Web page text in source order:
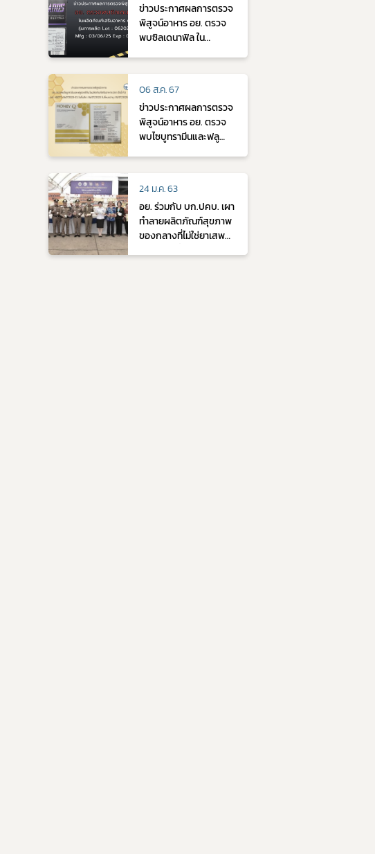
ข่าวประกาศผลการตรวจ
พิสูจน์อาหาร อย. ตรวจ
พบซิลเดนาฟิล ใน
03/06/25 Exp :
02/06/27
06 ส.ค. 67
ข่าวประกาศผลการตรวจ
พิสูจน์อาหาร อย. ตรวจ
พบไซบูทรามีนและฟลู
06072023-01 วันที่ผลิต
: 06/07/2023 วันที่หมด
อายุ : 05/07/2025
24 ม.ค. 63
อย. ร่วมกับ บก.ปคบ. เผา
ทำลายผลิตภัณฑ์สุขภาพ
ของกลางที่ไม่ใช่ยาเสพ